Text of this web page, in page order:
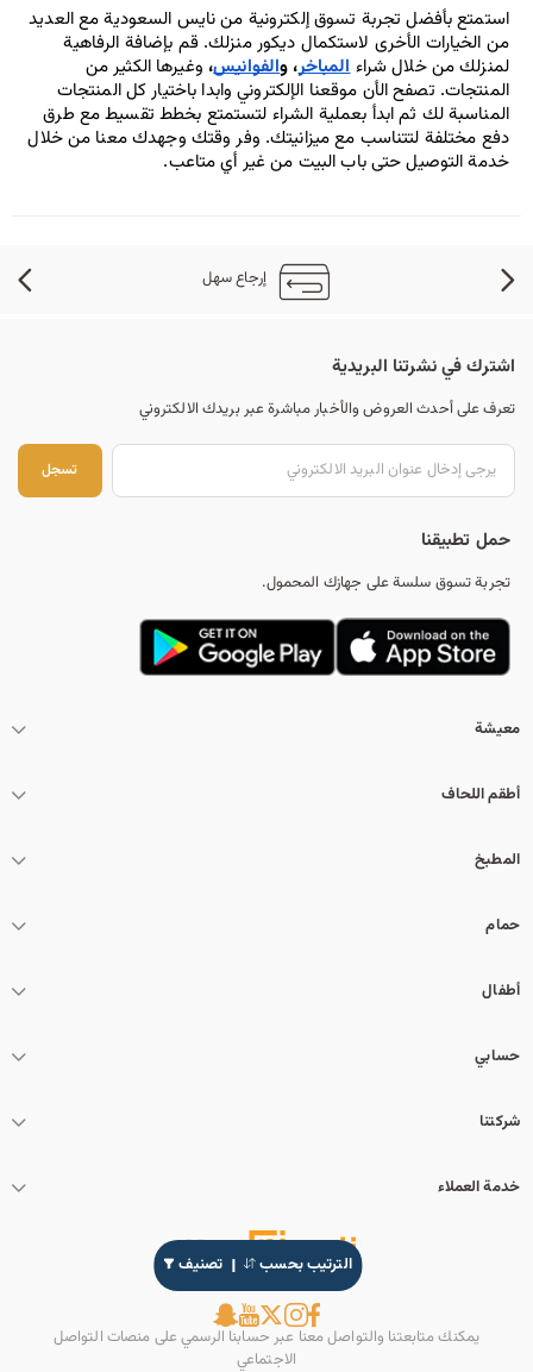
الترتيب بحسب تصنيف
استمتع بأفضل تجربة تسوق إلكترونية من نايس السعودية مع العديد
من الخيارات الأخرى لاستكمال ديكور منزلك. قم بإضافة الرفاهية
لمنزلك من خلال شراء المباخر، والفوانيس،
وغيرها الكثير من
المنتجات. تصفح الأن موقعنا الإلكتروني وابدا باختيار كل المنتجات
المناسبة لك ثم ابدأ بعملية الشراء لتستمتع بخطط تقسيط مع طرق
دفع مختلفة لتتناسب مع ميزانيتك. وفر وقتك وجهدك معنا من خلال
خدمة التوصيل حتى باب البيت من غير أي متاعب.
إرجاع سهل
اشترك في نشرتنا البريدية
تعرف على أحدث العروض والأخبار مباشرة عبر بريدك الالكتروني
تسجل
حمل تطبيقنا
تجربة تسوق سلسة على جهازك المحمول.
معيشة
أطقم اللحاف
المطبخ
حمام
أطفال
حسابي
شركتنا
خدمة العملاء
يمكنك متابعتنا والتواصل معنا عبر حسابنا الرسمي على منصات التواصل
الاجتماعي